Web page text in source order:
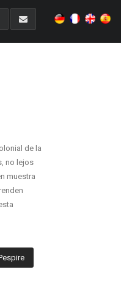
de la
no lejos
muestra